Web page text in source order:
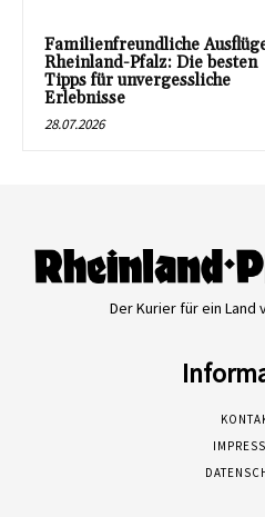
Familienfreundliche
Rheinland-Pfalz: Die besten
Tipps für unvergessliche
Erlebnisse
28.07.2026
Der Kurier für ein Land